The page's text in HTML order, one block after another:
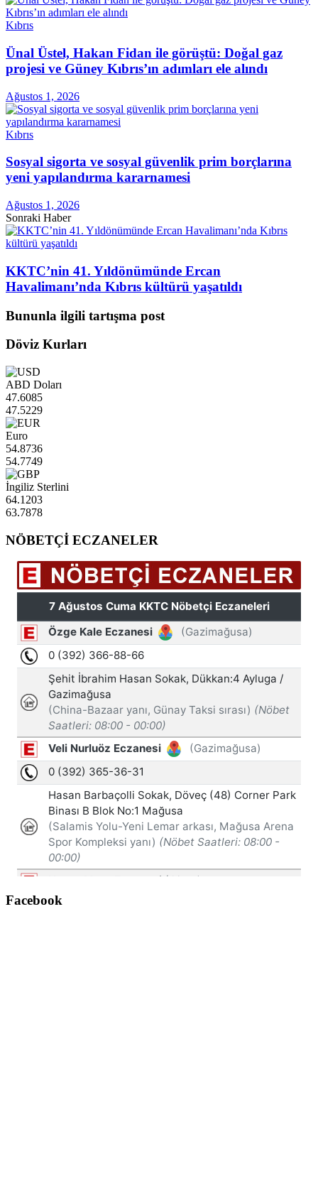
Kıbrıs
Ünal Üstel, Hakan Fidan ile görüştü: Doğal gaz
projesi ve Güney Kıbrıs’ın adımları ele alındı
Ağustos 1, 2026
Kıbrıs
Sosyal sigorta ve sosyal güvenlik prim borçlarına
yeni yapılandırma kararnamesi
Ağustos 1, 2026
Sonraki Haber
KKTC’nin 41. Yıldönümünde Ercan
Havalimanı’nda Kıbrıs kültürü yaşatıldı
Bununla ilgili tartışma post
Döviz Kurları
ABD Doları
47.6085
47.5229
Euro
54.8736
54.7749
İngiliz Sterlini
64.1203
63.7878
NÖBETÇİ ECZANELER
Facebook